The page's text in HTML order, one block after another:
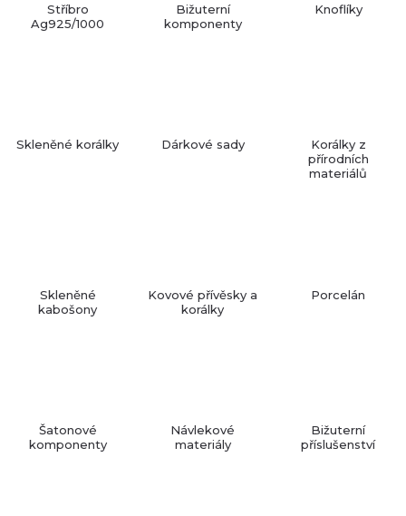
Stříbro
Ag925/1000
Bižuterní
komponenty
Knoflíky
Skleněné korálky Dárkové sady
Korálky z
přírodních
materiálů
Skleněné
kabošony
Kovové přívěsky a
korálky
Porcelán
Šatonové
komponenty
Návlekové
materiály
Bižuterní
příslušenství